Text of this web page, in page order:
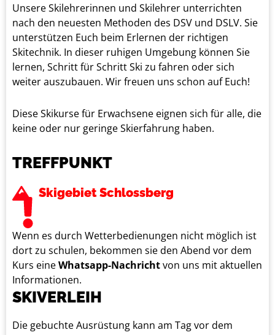
Unsere Skilehrerinnen und Skilehrer unterrichten
nach den neuesten Methoden des DSV und DSLV. Sie
unterstützen Euch beim Erlernen der richtigen
Skitechnik. In dieser ruhigen Umgebung können Sie
lernen, Schritt für Schritt Ski zu fahren oder sich
weiter auszubauen. Wir freuen uns schon auf Euch!
Diese Skikurse für Erwachsene eignen sich für alle, die
keine oder nur geringe Skierfahrung haben.
TREFFPUNKT
Skigebiet Schlossberg
Wenn es durch Wetterbedienungen nicht möglich ist
dort zu schulen, bekommen sie den Abend vor dem
Kurs eineWhatsapp-Nachrichtvon uns mit aktuellen
Informationen.
SKIVERLEIH
Die gebuchte Ausrüstung kann am Tag vor dem